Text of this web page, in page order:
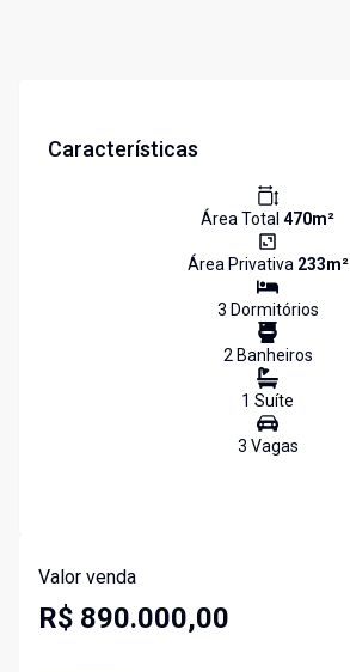
Características
Área Total 470m²
Área Privativa 233m²
3 Dormitórios
2Banheiros
1 Suíte
3 Vagas
Valor venda
R$ 890.000,00